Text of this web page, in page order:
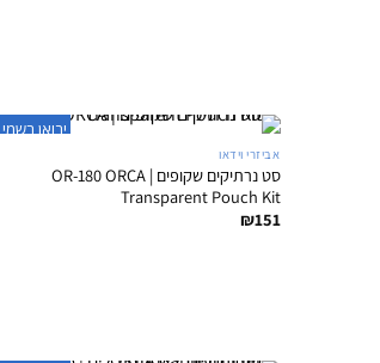
יבואן רשמי
אביזרי וידאו
סט נרתיקים שקופים | OR-180 ORCA
Transparent Pouch Kit
₪151